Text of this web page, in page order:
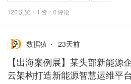
120浏览 1 赞 0评论
数据猿 23天前
【出海案例展】某头部新能
云架构打造新能源智慧运维平